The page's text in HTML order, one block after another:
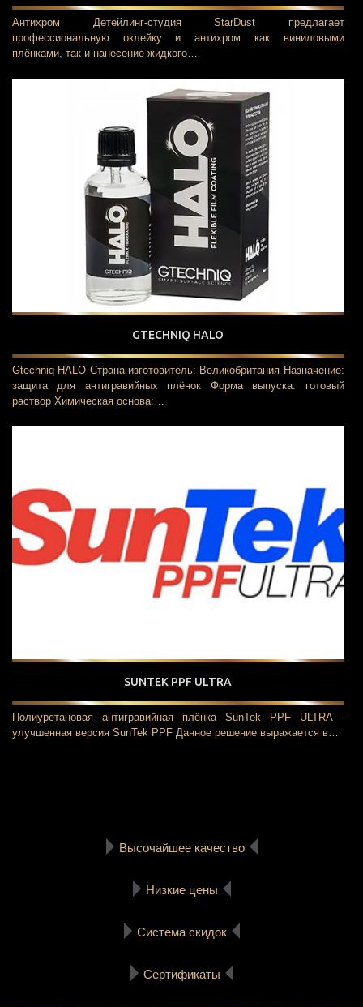
Антихром Детейлинг-студия StarDust предлагает
профессиональную оклейку и антихром как виниловыми
плёнками, так и нанесение жидкого…
GTECHNIQ HALO
Gtechniq HALO Страна-изготовитель: Великобритания Назначение:
защита для антигравийных плёнок Форма выпуска: готовый
раствор Химическая основа:…
SUNTEK PPF ULTRA
Полиуретановая антигравийная плёнка SunTek PPF ULTRA -
улучшенная версия SunTek PPF Данное решение выражается в…
Высочайшее качество
Низкие цены
Система скидок
Сертификаты